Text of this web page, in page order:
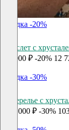
скидка -20%
Браслет с
15 900 ₽ -20% 12
скидка -30%
Ожерелье с
148 000 ₽ -30%